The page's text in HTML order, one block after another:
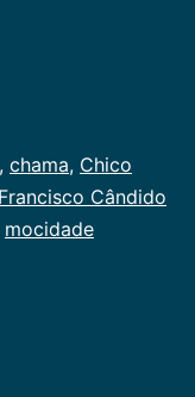
, chama, Chico
Francisco Cândido
mocidade